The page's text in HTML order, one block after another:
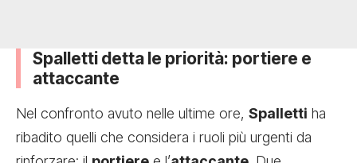
Spalletti detta le priorità: portiere e
attaccante
Nel confronto avuto nelle ultime ore, Spalletti ha
ribadito quelli che considera i ruoli più urgenti da